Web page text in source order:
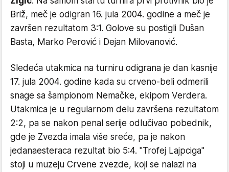
Briž, meč je odigran 16. jula 2004. godine a meč je
završen rezultatom 3:1. Golove su postigli Dušan
Basta, Marko Perović i Dejan Milovanović.
Sledeća utakmica na turniru odigrana je dan kasnije
17. jula 2004. godine kada su crveno-beli odmerili
snage sa šampionom Nemačke, ekipom Verdera.
Utakmica je u regularnom delu završena rezultatom
2:2, pa se nakon penal serije odlučivao pobednik,
gde je Zvezda imala više sreće, pa je nakon
jedanaesteraca rezultat bio 5:4. "Trofej Lajpciga"
stoji u muzeju Crvene zvezde, koji se nalazi na